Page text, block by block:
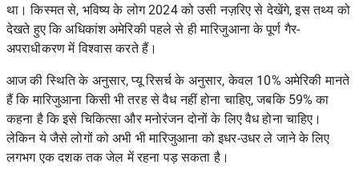
था। किस्मत से, भविष्य के लोग 2024 को उसी नज़रिए से देखेंगे, इस तथ्य को
देखते हुए कि अधिकांश अमेरिकी पहले से ही मारिजुआना के पूर्ण गैर-
अपराधीकरण में विश्वास करते हैं।
आज की स्थिति के अनुसार, प्यू रिसर्चके अनुसार, केवल 10% अमेरिकी मानते
हैं कि मारिजुआना किसी भी तरह से वैध नहीं होना चाहिए, जबकि 59% का
कहना है कि इसे चिकित्सा और मनोरंजन दोनों के लिए वैध होना चाहिए।
लेकिन ये जैसे लोगों को अभी भी मारिजुआना को इधर-उधर ले जाने के लिए
लगभग एक दशक तक जेल में रहना पड़ सकता है।